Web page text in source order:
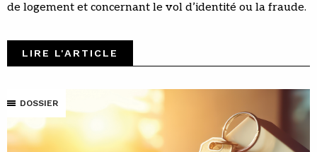
de logement et concernant le vol d’identité ou la fraude.
LIRE L'ARTICLE
DOSSIER